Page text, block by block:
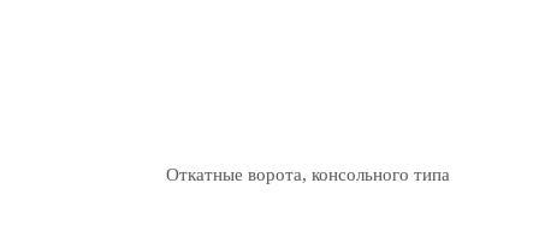
Откатные ворота, консольного типа